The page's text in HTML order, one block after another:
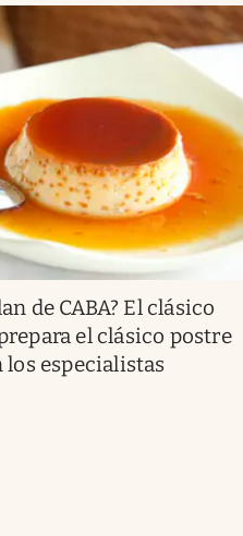
de CABA? El clásico
el clásico postre
los especialistas